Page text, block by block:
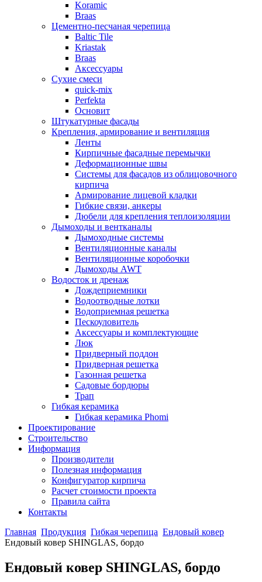
Koramic
Braas
Цементно-песчаная черепица
Baltic Tile
Kriastak
Braas
Аксессуары
Сухие смеси
quick-mix
Perfekta
Основит
Штукатурные фасады
Крепления, армирование и вентиляция
Ленты
Кирпичные фасадные перемычки
Деформационные швы
Системы для фасадов из облицовочного
кирпича
Армирование лицевой кладки
Гибкие связи, анкеры
Дюбели для крепления теплоизоляции
Дымоходы и вентканалы
Дымоходные системы
Вентиляционные каналы
Вентиляционные коробочки
Дымоходы AWT
Водосток и дренаж
Дождеприемники
Водоотводные лотки
Водоприемная решетка
Пескоуловитель
Аксессуары и комплектующие
Люк
Придверный поддон
Придверная решетка
Газонная решетка
Садовые бордюры
Трап
Гибкая керамика
Гибкая керамика Phomi
Проектирование
Строительство
Информация
Производители
Полезная информация
Конфигуратор кирпича
Расчет стоимости проекта
Правила сайта
Контакты
Главная Продукция Гибкая черепица Ендовый ковер
Ендовый ковер SHINGLAS, бордо
Ендовый ковер SHINGLAS, бордо